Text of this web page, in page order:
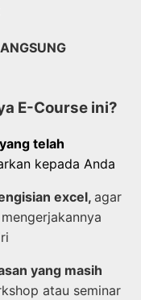
E-Course ini?
yang telah
kepada Anda
excel, agar
yang masih
atau seminar